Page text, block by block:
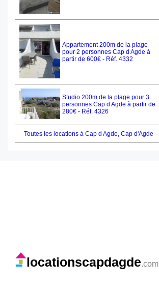
Appartement 200m de la plage
pour 2 personnes Cap d Agde à
partir de 600€ - Réf. 4332
Studio 200m de la plage pour 3
personnes Cap d Agde à partir de
280€ - Réf. 4326
Toutes les locations à Cap d Agde, Cap d'Agde
locationscapdagde.com